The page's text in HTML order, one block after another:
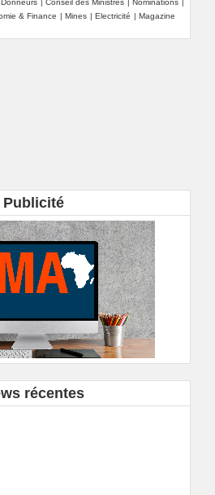
& Finance | Mines | Electricité | Magazine
Publicité
récentes